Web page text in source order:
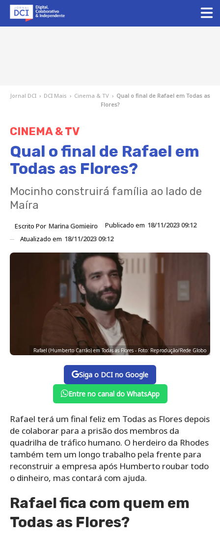
Jornal DCI › DCI Mais › Cinema & TV › Qual o final de Rafael em Todas as
Flores?
CINEMA & TV
Qual o final de Rafael em
Todas as Flores?
Mocinho construirá família ao lado de
Maíra
Escrito Por Marina Gomieiro Publicado em 18/11/2023 09:12
Atualizado em 18/11/2023 09:12
Rafael (Humberto Carrão) em Todas as Flores - Foto: Reprodução/Rede Globo
Siga o DCI no Google
Entre no canal do WhatsApp
Rafael terá um final feliz em Todas as Flores depois
de colaborar para a prisão dos membros da
quadrilha de tráfico humano. O herdeiro da Rhodes
também tem um longo trabalho pela frente para
reconstruir a empresa após Humberto roubar todo
o dinheiro, mas contará com ajuda.
Rafael fica com quem em
Todas as Flores?